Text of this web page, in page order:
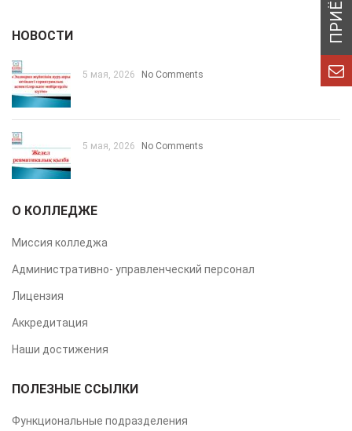
НОВОСТИ
5 мая, 2026 No Comments
5 мая, 2026 No Comments
О КОЛЛЕДЖЕ
Миссия колледжа
Административно- управленческий персонал
Лицензия
Аккредитация
Наши достижения
ПОЛЕЗНЫЕ ССЫЛКИ
Функциональные подразделения